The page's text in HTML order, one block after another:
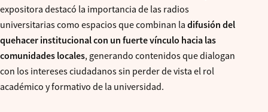
expositora destacó la importancia de las radios
universitarias como espacios que combinan la difusión del
quehacer institucional con un fuerte vínculo hacia las
comunidades locales, generando contenidos que dialogan
con los intereses ciudadanos sin perder de vista el rol
académico y formativo de la universidad.